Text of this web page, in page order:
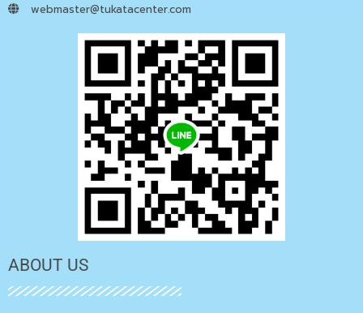
webmaster@tukatacenter.com
ABOUT US